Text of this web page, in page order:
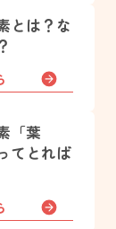
とは？な
「葉
てとれば